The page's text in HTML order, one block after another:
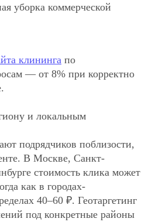
уборка коммерческой
клининга по
— от 8% при корректно
и локальным
подрядчиков поблизости,
В Москве, Санкт-
стоимость клика может
как в городах-
40–60 ₽. Геотаргетинг
под конкретные районы